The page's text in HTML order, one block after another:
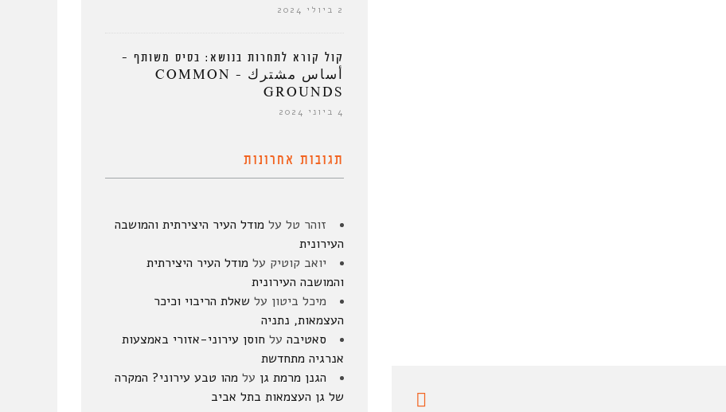
2 ביולי 2024
קול קורא לתחרות בנושא: בסיס משותף –
أساس مشترك – COMMON
GROUNDS
4 ביוני 2024
תגובות אחרונות
זוהר טל על מודל העיר היצירתית והמושבה
העירונית
יואב קוטיק על מודל העיר היצירתית
והמושבה העירונית
מיכל ביטון על שאלת הריבוי וכיכר
העצמאות, נתניה
סאטיבה על חוסן עירוני-אזורי באמצעות
אנרגיה מתחדשת
הגנן מרמת גן על מהו טבע עירוני? המקרה
של גן העצמאות בתל אביב